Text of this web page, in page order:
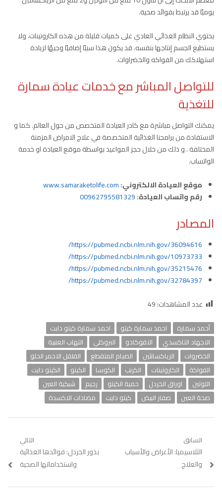
يوميًا قد يرتبط بفوائد صحية.
يحتوي النظام الغذائي العادي على كميات قليلة من هذه الكاروتينات، ولا
يستطيع الجسم إنتاجها بنفسه. قد يكون هذا سببًا إضافيًا وجيهًا لزيادة
استهلاكك من الفواكه والخضراوات.
للتواصل المباشر مع خدمات عيادة سمارة
للتغذية
يمكنك التواصل مباشرة مع كادر العيادة المتخصص من حول العالم. كما و
الاستفادة من برامجنا الغذائية المتخصصة في علاج الامراض المزمنة
المختلفة . و ذلك من خلال حجز المواعيد بواسطة موقع العيادة او خدمة
الواتساب.
موقع العيادة الالكتروني:www.samaraketolife.com
رقم واتساب العيادة:00962795581329
المصادر
https://pubmed.ncbi.nlm.nih.gov/36094616/
https://pubmed.ncbi.nlm.nih.gov/10973733/
https://pubmed.ncbi.nlm.nih.gov/35215476/
https://pubmed.ncbi.nlm.nih.gov/32784397/
عدد المشاهدات:49
أحمد سمارة احمد سمارة كيتو
احمد سمارة كيتو دايت
الاجهاد التاكسدي
الافوكادو البروكلي
التهاب العنبية
الخضروات
الزياكسانثين الصيام المتقطع
الفلفل الاحمر الحلو
الفواكة
الكاروتينات الكرنب الكوسا الكيتو
الكيتو دايت
اللوتين
اوراق الخردل حمية الكيتو رجيم
شبكية العين
صحة العين
صفار البيض كيتو دايت مضادات الاكسدة
تصفّح
المقالات
السابق
Previous
post:
الثلاسيميا: الأعراض والأسباب
والعلاج
التالي
Next
بذور الخردل: فوائدها الغذائية
واستخداماتها الصحية